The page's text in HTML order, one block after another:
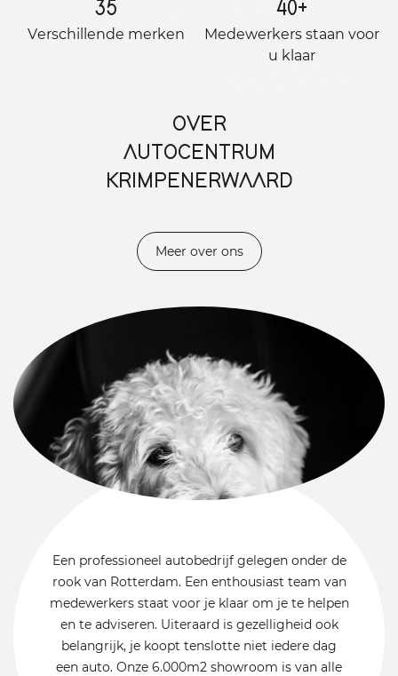
35
Verschillende merken
40+
Medewerkers staan ​​voor
u klaar
OVER
AUTOCENTRUM
KRIMPENERWAARD
Meer over ons
Een professioneel autobedrijf gelegen onder de
rook van Rotterdam. Een enthousiast team van
medewerkers staat voor je klaar om je te helpen
en te adviseren. Uiteraard is gezelligheid ook
belangrijk, je koopt tenslotte niet iedere dag
een auto. Onze 6.000m2 showroom is van alle